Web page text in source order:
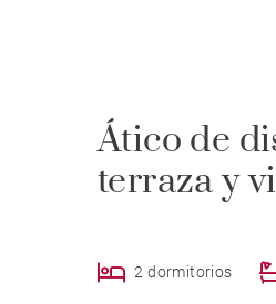
Ático de
terraza y
2 dormitorios